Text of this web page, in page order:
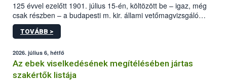
125 évvel ezelőtt 1901. július 15-én, költözött be – igaz, még
csak részben – a budapesti m. kir. állami vetőmagvizsgáló
állomás a Kis Rókus utca 15. szám alatti, Czigler Győző által
tervezett új épületébe.
TOVÁBB >
2026. július 6, hétfő
Az ebek viselkedésének megítélésében jártas
szakértők listája